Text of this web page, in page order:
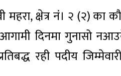
महरा, क्षेत्र नं। २ (२) का
दिनमा गुनासो
रही पदीय